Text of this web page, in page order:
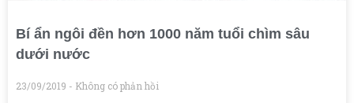
Bí ẩn ngôi đền hơn 1000 năm tuổi chìm sâu
dưới nước
23/09/2019 Không có phản hồi